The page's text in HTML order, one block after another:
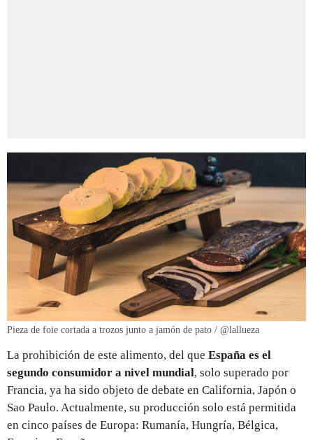
Pieza de foie cortada a trozos junto a jamón de pato / @lallueza
La prohibición de este alimento, del que España es el
segundo consumidor a nivel mundial, solo superado por
Francia, ya ha sido objeto de debate en California, Japón o
Sao Paulo. Actualmente, su producción solo está permitida
en cinco países de Europa: Rumanía, Hungría, Bélgica,